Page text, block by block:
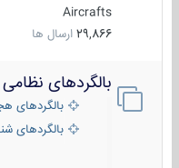
Aircrafts
29,866 ارسال ها
بالگردهای نظامی
بالگردهای
بالگردهای